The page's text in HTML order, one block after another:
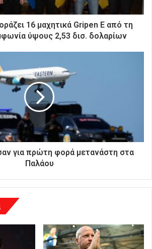
16 μαχητικά Gripen E από τη
ύψους 2,53 δισ. δολαρίων
για πρώτη φορά μετανάστη στα
Παλάου